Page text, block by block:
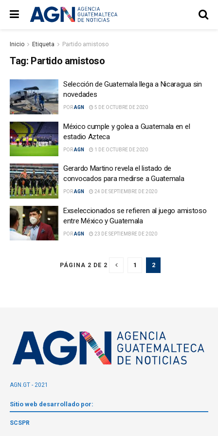
Inicio Etiqueta Partido amistoso
Tag: Partido amistoso
Selección de Guatemala llega a Nicaragua sin
novedades
PORAGN 5 DE OCTUBRE DE 2020
México cumple y golea a Guatemala en el
estadio Azteca
PORAGN 1 DE OCTUBRE DE 2020
Gerardo Martino revela el listado de
convocados para medirse a Guatemala
PORAGN 24 DE SEPTIEMBRE DE 2020
Exseleccionados se refieren al juego amistoso
entre México y Guatemala
PORAGN 23 DE SEPTIEMBRE DE 2020
PÁGINA 2 DE 2 1 2
AGN.GT - 2021
Sitio web desarrollado por:
SCSPR